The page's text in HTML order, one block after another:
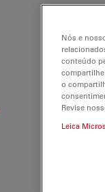
Nós e
conteúdo
o
Revise
Leica